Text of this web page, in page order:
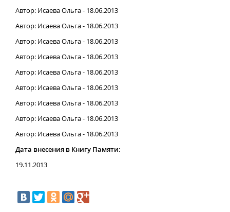
Автор: Исаева Ольга - 18.06.2013
Автор: Исаева Ольга - 18.06.2013
Автор: Исаева Ольга - 18.06.2013
Автор: Исаева Ольга - 18.06.2013
Автор: Исаева Ольга - 18.06.2013
Автор: Исаева Ольга - 18.06.2013
Автор: Исаева Ольга - 18.06.2013
Автор: Исаева Ольга - 18.06.2013
Автор: Исаева Ольга - 18.06.2013
Дата внесения в Книгу Памяти:
19.11.2013